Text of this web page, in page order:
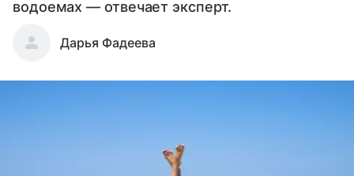
водоемах — отвечает эксперт.
Дарья Фадеева